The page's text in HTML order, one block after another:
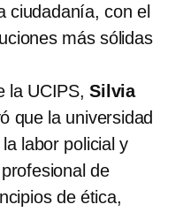
ciudadanía, con el
más sólidas
la UCIPS,Silvia
que la universidad
labor policial y
de
de ética,